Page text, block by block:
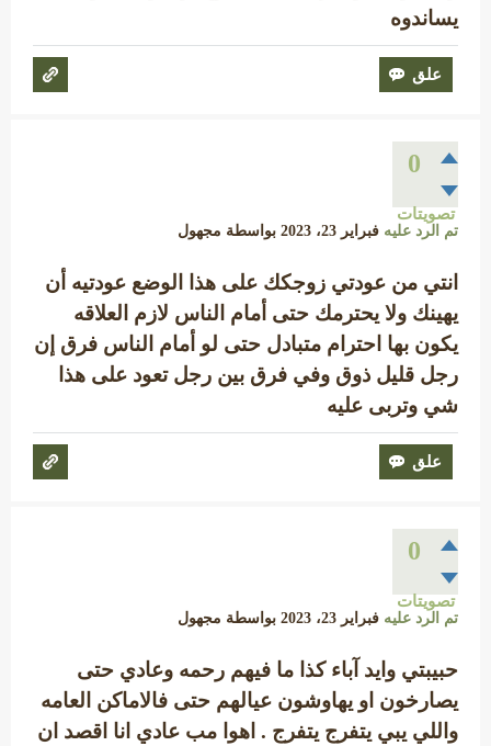
يساندوه
0
تصويتات
تم الرد عليه فبراير 23، 2023 بواسطة مجهول
انتي من عودتي زوجكك على هذا الوضع عودتيه أن
يهينك ولا يحترمك حتى أمام الناس لازم العلاقه
يكون بها احترام متبادل حتى لو أمام الناس فرق إن
رجل قليل ذوق وفي فرق بين رجل تعود على هذا
شي وتربى عليه
0
تصويتات
تم الرد عليه فبراير 23، 2023 بواسطة مجهول
حبيبتي وايد آباء كذا ما فيهم رحمه وعادي حتى
يصارخون او يهاوشون عيالهم حتى فالاماكن العامه
واللي يبي يتفرج يتفرج . اهوا مب عادي انا اقصد ان